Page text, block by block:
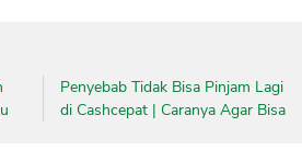
Penyebab Tidak Bisa Pinjam Lagi
di Cashcepat | Caranya Agar Bisa